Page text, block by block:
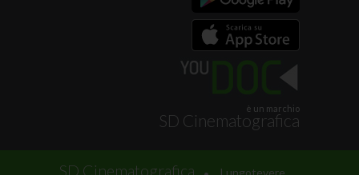
è un marchio
SD Cinematografica
SD Cinematografica .